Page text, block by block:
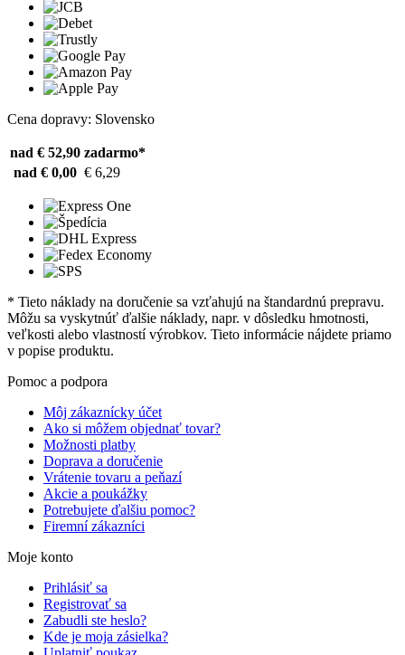
Cena dopravy: Slovensko
nad € 52,90 zadarmo*
nad € 0,00 € 6,29
* Tieto náklady na doručenie sa vzťahujú na štandardnú prepravu.
Môžu sa vyskytnúť ďalšie náklady, napr. v dôsledku hmotnosti,
veľkosti alebo vlastností výrobkov. Tieto informácie nájdete priamo
v popise produktu.
Pomoc a podpora
Môj zákaznícky účet
Ako si môžem objednať tovar?
Možnosti platby
Doprava a doručenie
Vrátenie tovaru a peňazí
Akcie a poukážky
Potrebujete ďalšiu pomoc?
Firemní zákazníci
Moje konto
Prihlásiť sa
Registrovať sa
Zabudli ste heslo?
Kde je moja zásielka?